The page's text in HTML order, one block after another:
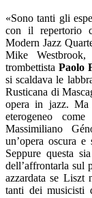
«Sono tanti gli
con il repertorio
Modern Jazz
Mike
trombettista Paolo
si scaldava le
Rusticana di
opera in jazz. Ma
eterogeneo
Massimiliano
un’opera oscura
Seppure questa
dell’affrontarla sul
azzardata se Liszt
tanti dei musicisti